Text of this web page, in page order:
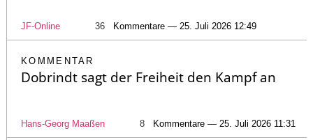
JF-Online 36 Kommentare — 25. Juli 2026 12:49
KOMMENTAR
Dobrindt sagt der Freiheit den Kampf an
Hans-Georg Maaßen 8 Kommentare — 25. Juli 2026 11:31